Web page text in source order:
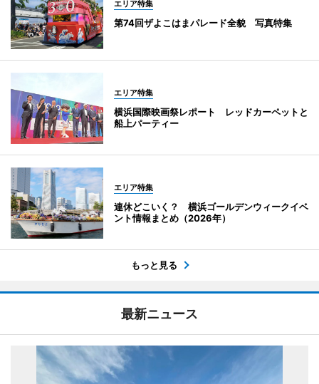
エリア特集
第74回ザよこはまパレード全貌 写真特集
エリア特集
横浜国際映画祭レポート レッドカーペットと
船上パーティー
エリア特集
連休どこいく？ 横浜ゴールデンウィークイベ
ント情報まとめ（2026年）
もっと見る
最新ニュース